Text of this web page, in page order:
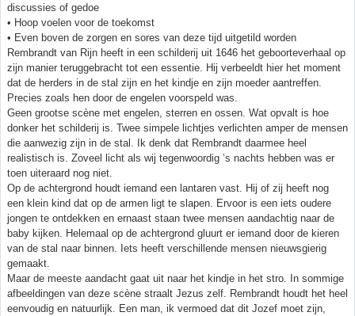
discussies of gedoe
• Hoop voelen voor de toekomst
• Even boven de zorgen en sores van deze tijd uitgetild worden
Rembrandt van Rijn heeft in een schilderij uit 1646 het geboorteverhaal op
zijn manier teruggebracht tot een essentie. Hij verbeeldt hier het moment
dat de herders in de stal zijn en het kindje en zijn moeder aantreffen.
Precies zoals hen door de engelen voorspeld was.
Geen grootse scène met engelen, sterren en ossen. Wat opvalt is hoe
donker het schilderij is. Twee simpele lichtjes verlichten amper de mensen
die aanwezig zijn in de stal. Ik denk dat Rembrandt daarmee heel
realistisch is. Zoveel licht als wij tegenwoordig ’s nachts hebben was er
toen uiteraard nog niet.
Op de achtergrond houdt iemand een lantaren vast. Hij of zij heeft nog
een klein kind dat op de armen ligt te slapen. Ervoor is een iets oudere
jongen te ontdekken en ernaast staan twee mensen aandachtig naar de
baby kijken. Helemaal op de achtergrond gluurt er iemand door de kieren
van de stal naar binnen. Iets heeft verschillende mensen nieuwsgierig
gemaakt.
Maar de meeste aandacht gaat uit naar het kindje in het stro. In sommige
afbeeldingen van deze scène straalt Jezus zelf. Rembrandt houdt het heel
eenvoudig en natuurlijk. Een man, ik vermoed dat dit Jozef moet zijn,